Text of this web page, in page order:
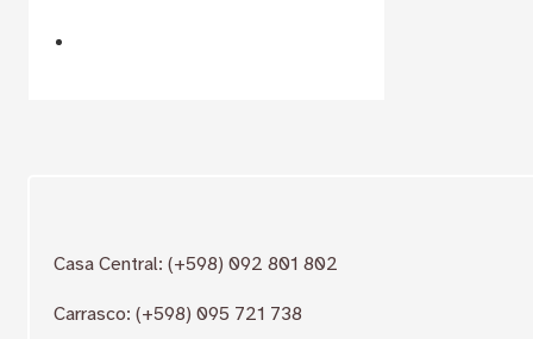
Casa Central: (+598) 092 801 802
Carrasco: (+598) 095 721 738